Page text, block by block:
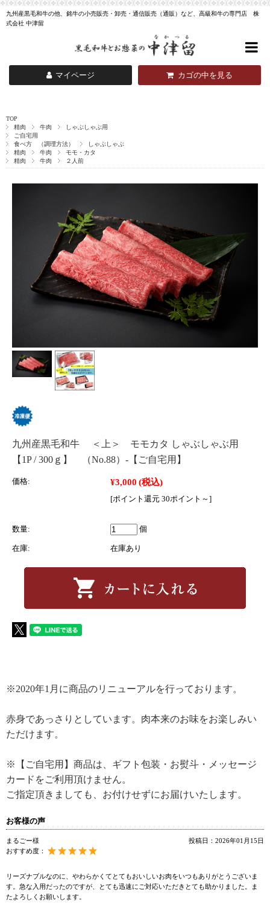
九州産黒毛和牛の他、銘牛の小売販売・卸売・通信販売（通販）など、高級和牛の専門店 株
式会社 中津留
マイページ カゴの中を見る
TOP
精肉
牛肉
しゃぶしゃぶ用
ご自宅用
食べ方 （調理方法）
しゃぶしゃぶ
精肉
牛肉
モモ・カタ
精肉
牛肉 ２人前
九州産黒毛和牛 ＜上＞ モモカタ しゃぶしゃぶ用
【1P / 300ｇ】 （No.88）‐【ご自宅用】
価格: ¥3,000 (税込)
[ポイント還元 30ポイント～]
数量: 個
在庫: 在庫あり
※2020年1月に商品のリニューアルを行っております。
赤身であっさりとしています。肉本来のお味をお楽しみい
ただけます。
※【ご自宅用】商品は、ギフト包装・お熨斗・メッセージ
カードをご利用頂けません。
ご指定頂きましても、お付けせずにお届けいたします。
お客様の声
まるごー様 投稿日： 2026年01月15日
おすすめ度：
リーズナブルなのに、やわらかくてとてもおいしいお肉をいつもありがとうございま
す。急な入用だったのですが、とても迅速にご対応いただきとても助かりました。ま
たよろしくお願いします。